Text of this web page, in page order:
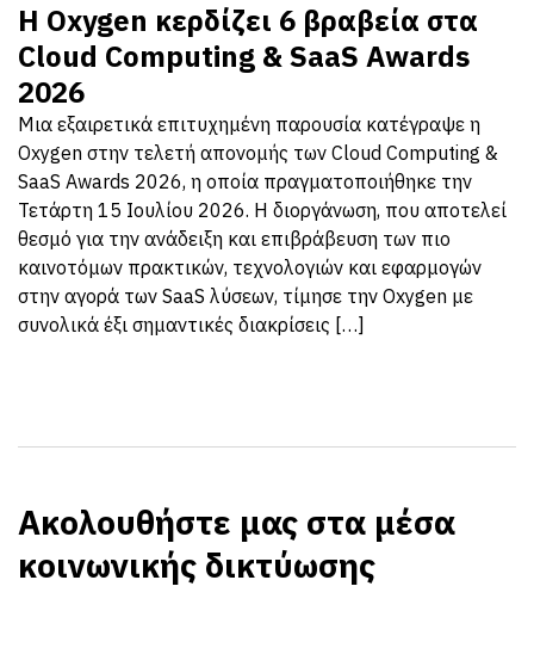
Η Oxygen κερδίζει 6 βραβεία στα
Cloud Computing & SaaS Awards
2026
Μια εξαιρετικά επιτυχημένη παρουσία κατέγραψε η
Oxygen στην τελετή απονομής των Cloud Computing &
SaaS Awards 2026, η οποία πραγματοποιήθηκε την
Τετάρτη 15 Ιουλίου 2026. Η διοργάνωση, που αποτελεί
θεσμό για την ανάδειξη και επιβράβευση των πιο
καινοτόμων πρακτικών, τεχνολογιών και εφαρμογών
στην αγορά των SaaS λύσεων, τίμησε την Oxygen με
συνολικά έξι σημαντικές διακρίσεις […]
Ακολουθήστε μας στα μέσα
κοινωνικής δικτύωσης